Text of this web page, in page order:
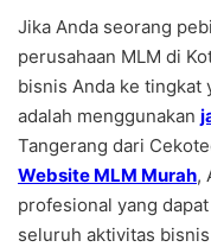
Jika Anda seorang
perusahaan MLM di
bisnis Anda ke
adalah menggunakan
Tangerang dari
Website MLM Murah,
profesional yang
seluruh aktivitas